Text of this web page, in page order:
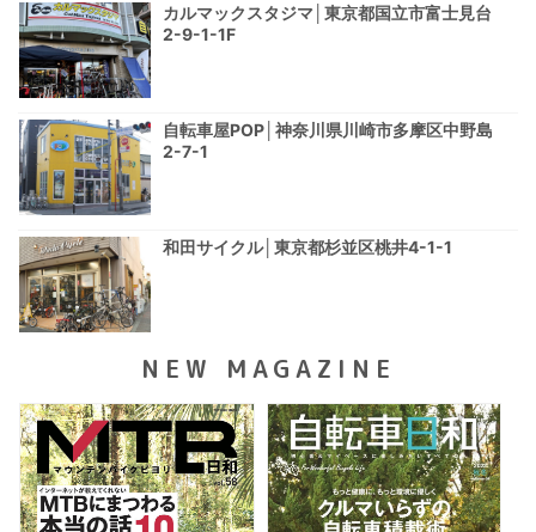
カルマックスタジマ│東京都国立市富士見台
2-9-1-1F
自転車屋POP│神奈川県川崎市多摩区中野島
2-7-1
和田サイクル│東京都杉並区桃井4-1-1
NEW MAGAZINE